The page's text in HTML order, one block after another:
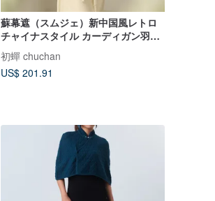
蘇幕遮（スムジェ）新中国風レトロ
チャイナスタイル カーディガン羽織
り×キャミソールドレスセット
初蟬 chuchan
US$ 201.91